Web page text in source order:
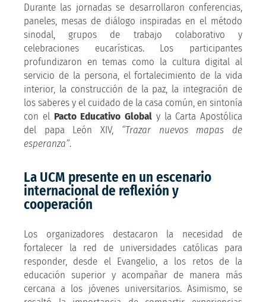
Durante las jornadas se desarrollaron conferencias,
paneles, mesas de diálogo inspiradas en el método
sinodal, grupos de trabajo colaborativo y
celebraciones eucarísticas. Los participantes
profundizaron en temas como la cultura digital al
servicio de la persona, el fortalecimiento de la vida
interior, la construcción de la paz, la integración de
los saberes y el cuidado de la casa común, en sintonía
con el Pacto Educativo Global y la Carta Apostólica
del papa León XIV, “Trazar nuevos mapas de
esperanza”.
La UCM presente en un escenario
internacional de reflexión y
cooperación
Los organizadores destacaron la necesidad de
fortalecer la red de universidades católicas para
responder, desde el Evangelio, a los retos de la
educación superior y acompañar de manera más
cercana a los jóvenes universitarios. Asimismo, se